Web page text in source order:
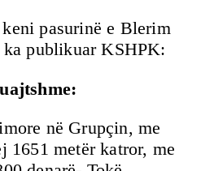
pasurinë e Blerim
ka publikuar KSHPK:
në Grupçin, me
1651 metër katror, me